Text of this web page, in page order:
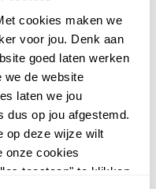
cookies maken we
voor jou. Denk aan
goed laten werken
we de website
laten we jou
dus op jou afgestemd.
op deze wijze wilt
onze cookies
toestaan" te klikken.